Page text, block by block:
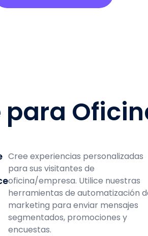
para
Cree experiencias personalizadas
para sus visitantes de
oficina/empresa. Utilice nuestras
herramientas de automatización
marketing para enviar mensajes
segmentados, promociones y
encuestas.